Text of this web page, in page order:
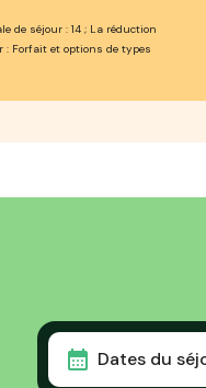
de séjour : 14 ; La réduction
: Forfait et options de types
Dates du